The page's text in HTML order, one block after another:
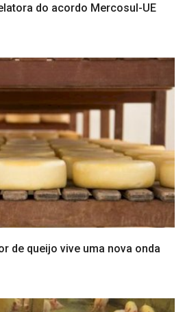
do acordo Mercosul-UE
de queijo vive uma nova onda